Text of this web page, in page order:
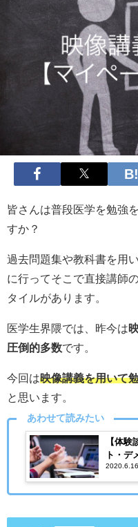
皆さんは普段医学を勉強
すか？
過去問題集や教科書を用
に行ってそこで直接講師
タイルがあります。
医学生界隈では、昨今は
圧倒的多数です。
今回は映像講義を用いて
と思います。
あわせて読みたい
【体
ト・デ
2020.6.16